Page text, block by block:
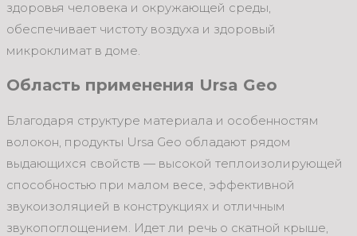
здоровья человека и окружающей среды,
обеспечивает чистоту воздуха и здоровый
микроклимат в доме.
Область применения Ursa Geo
Благодаря структуре материала и особенностям
волокон, продукты Ursa Geo обладают рядом
выдающихся свойств — высокой теплоизолирующей
способностью при малом весе, эффективной
звукоизоляцией в конструкциях и отличным
звукопоглощением. Идет ли речь о скатной крыше,